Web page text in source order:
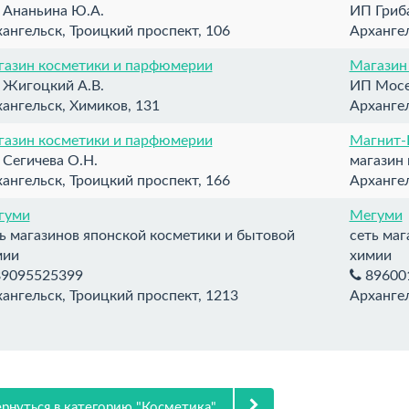
Ю.А.
Троицкий проспект, 106
ИП
косметики и парфюмерии
А.В.
Химиков, 131
ИП
косметики и парфюмерии
О.Н.
Троицкий проспект, 166
Магнит-
магазинов японской косметики и бытовой
Троицкий проспект, 1213
Мегуми
сеть
химии